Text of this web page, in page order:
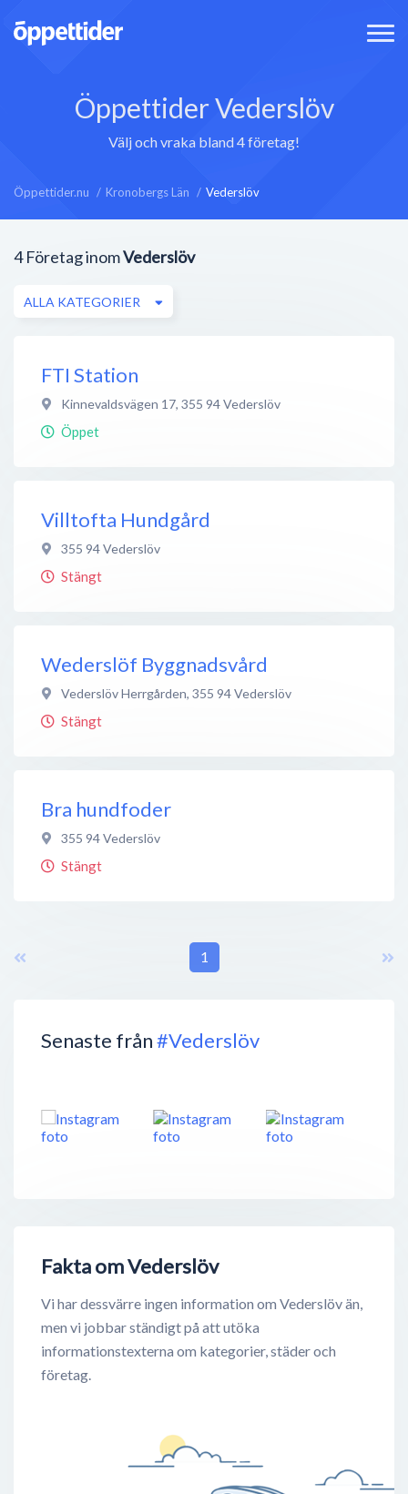
Öppettider Vederslöv
Välj och vraka bland 4 företag!
Öppettider.nu Kronobergs Län Vederslöv
Senaste från#Vederslöv
Fakta om Vederslöv
Vi har dessvärre ingen information om Vederslöv än,
men vi jobbar ständigt på att utöka
informationstexterna om kategorier, städer och
företag.
4 Företag inomVederslöv
ALLA KATEGORIER
FTI Station
Kinnevaldsvägen 17, 355 94Vederslöv
Öppet
Villtofta Hundgård
355 94Vederslöv
Stängt
Wederslöf Byggnadsvård
Vederslöv Herrgården, 355 94Vederslöv
Stängt
Bra hundfoder
355 94Vederslöv
Stängt
1